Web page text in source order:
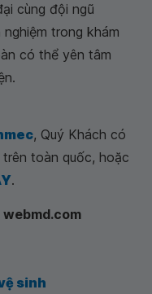
cùng đội ngũ
trong khám
có thể yên tâm
, Quý Khách có
toàn quốc, hoặc
.
webmd.com
sinh